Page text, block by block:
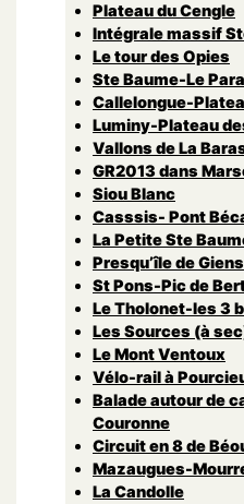
Plateau du Cengle
Intégrale massif
Le tour des Opies
Ste Baume-Le
Callelongue-
Luminy-Plateau
Vallons de La
GR2013 dans
Siou Blanc
Casssis- Pont
La Petite Ste
Presqu’île de Giens
St Pons-Pic de
Le Tholonet-les 3
Les Sources (à
Le Mont Ventoux
Vélo-rail à
Balade autour de
Couronne
Circuit en 8 de
Mazaugues-
La Candolle